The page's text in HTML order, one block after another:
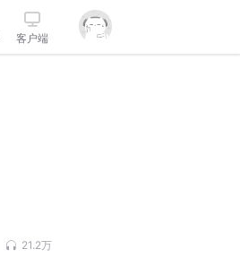
客户端
21.2万